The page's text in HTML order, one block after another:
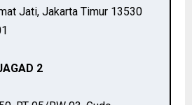
Jati, Jakarta Timur 13530
2